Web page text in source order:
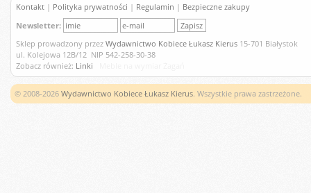
Kontakt | Polityka prywatności | Regulamin | Bezpieczne zakupy
Newsletter:
Sklep prowadzony przez Wydawnictwo Kobiece Łukasz Kierus 15-701 Białystok
ul. Kolejowa 12B/12 NIP 542-258-30-38
Zobacz również: Linki
© 2008-2026 Wydawnictwo Kobiece Łukasz Kierus. Wszystkie prawa zastrzeżone.